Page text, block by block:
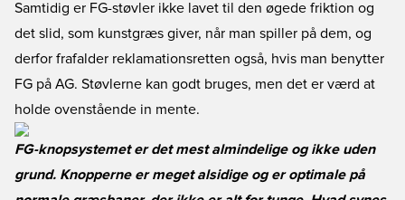
Samtidig er FG-støvler ikke lavet til den øgede friktion og
det slid, som kunstgræs giver, når man spiller på dem, og
derfor frafalder reklamationsretten også, hvis man benytter
FG på AG. Støvlerne kan godt bruges, men det er værd at
holde ovenstående in mente.
FG-knopsystemet er det mest almindelige og ikke uden
grund. Knopperne er meget alsidige og er optimale på